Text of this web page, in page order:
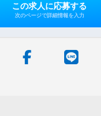
この求人に応募する
次のページで詳細情報を入力